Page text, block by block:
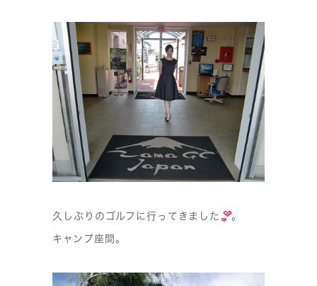
久しぶりのゴルフに行ってきました 。
キャンプ座間。